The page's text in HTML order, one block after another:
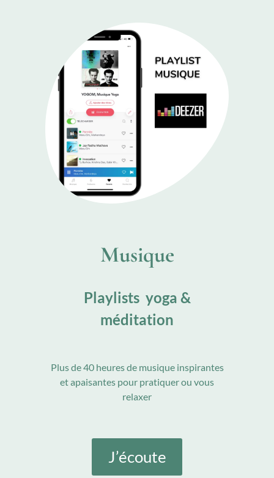
Musique
Playlists yoga &
méditation
Plus de 40 heures de musique inspirantes
et apaisantes pour pratiquer ou vous
relaxer
J’écoute